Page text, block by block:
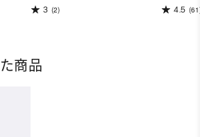
3 (2)
4.5
商品